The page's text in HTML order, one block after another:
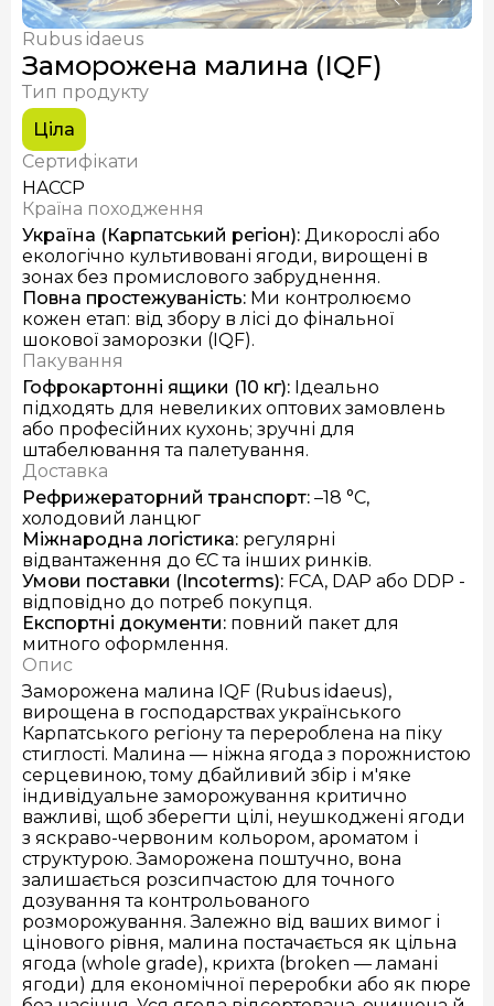
Сушені білі гриби
Свіжі лисички
Сушені лисички
Заморожені опеньки (IQF)
Rubus idaeus
Заморожена малина (IQF)
Тип продукту
Ціла
Сертифікати
HACCP
Країна походження
Україна (Карпатський регіон): Дикорослі або
екологічно культивовані ягоди, вирощені в
зонах без промислового забруднення.
Повна простежуваність: Ми контролюємо
кожен етап: від збору в лісі до фінальної
шокової заморозки (IQF).
Пакування
Гофрокартонні ящики (10 кг): Ідеально
підходять для невеликих оптових замовлень
або професійних кухонь; зручні для
штабелювання та палетування.
Доставка
Рефрижераторний транспорт: –18 °C,
холодовий ланцюг
Міжнародна логістика: регулярні
відвантаження до ЄС та інших ринків.
Умови поставки (Incoterms): FCA, DAP або DDP -
відповідно до потреб покупця.
Експортні документи: повний пакет для
митного оформлення.
Опис
Заморожена малина IQF (Rubus idaeus),
вирощена в господарствах українського
Карпатського регіону та перероблена на піку
стиглості. Малина — ніжна ягода з порожнистою
серцевиною, тому дбайливий збір і м'яке
індивідуальне заморожування критично
важливі, щоб зберегти цілі, неушкоджені ягоди
з яскраво-червоним кольором, ароматом і
структурою. Заморожена поштучно, вона
залишається розсипчастою для точного
дозування та контрольованого
розморожування. Залежно від ваших вимог і
цінового рівня, малина постачається як цільна
ягода (whole grade), крихта (broken — ламані
ягоди) для економічної переробки або як пюре